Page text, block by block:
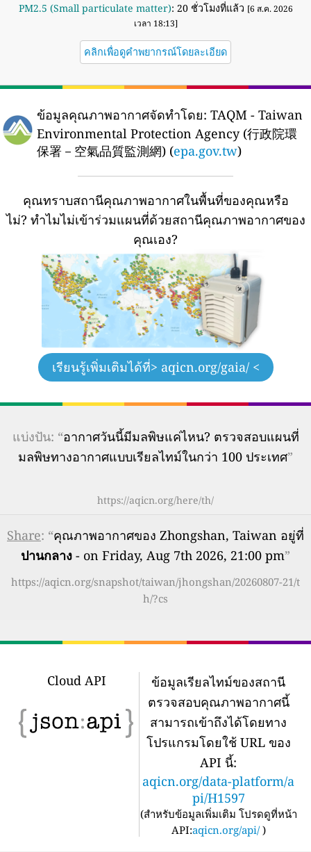
PM2.5 (Small particulate matter): 20 ชั่วโมงที่แล้ว [6 ส.ค. 2026
เวลา 18:13]
คลิกเพื่อดูคำพยากรณ์โดยละเอียด
ข้อมูลคุณภาพอากาศจัดทำโดย: TAQM - Taiwan
Environmental Protection Agency (行政院環
保署－空氣品質監測網) (epa.gov.tw)
คุณทราบสถานีคุณภาพอากาศในพื้นที่ของคุณหรือ
ไม่? ทำไมไม่เข้าร่วมแผนที่ด้วยสถานีคุณภาพอากาศของ
คุณเอง?
เรียนรู้เพิ่มเติมได้ที่> aqicn.org/gaia/ <
แบ่งปัน: “อากาศวันนี้มีมลพิษแค่ไหน? ตรวจสอบแผนที่
มลพิษทางอากาศแบบเรียลไทม์ในกว่า 100 ประเทศ”
https://aqicn.org/here/th/
Share: “คุณภาพอากาศของ Zhongshan, Taiwan อยู่ที่
ปานกลาง - on Friday, Aug 7th 2026, 21:00 pm”
https://aqicn.org/snapshot/taiwan/jhongshan/20260807-21/t
h/?cs
Cloud API
ข้อมูลเรียลไทม์ของสถานี
ตรวจสอบคุณภาพอากาศนี้
สามารถเข้าถึงได้โดยทาง
โปรแกรมโดยใช้ URL ของ
API นี้:
aqicn.org/data-platform/a
pi/H1597
(สำหรับข้อมูลเพิ่มเติม โปรดดูที่หน้า
API:aqicn.org/api/ )